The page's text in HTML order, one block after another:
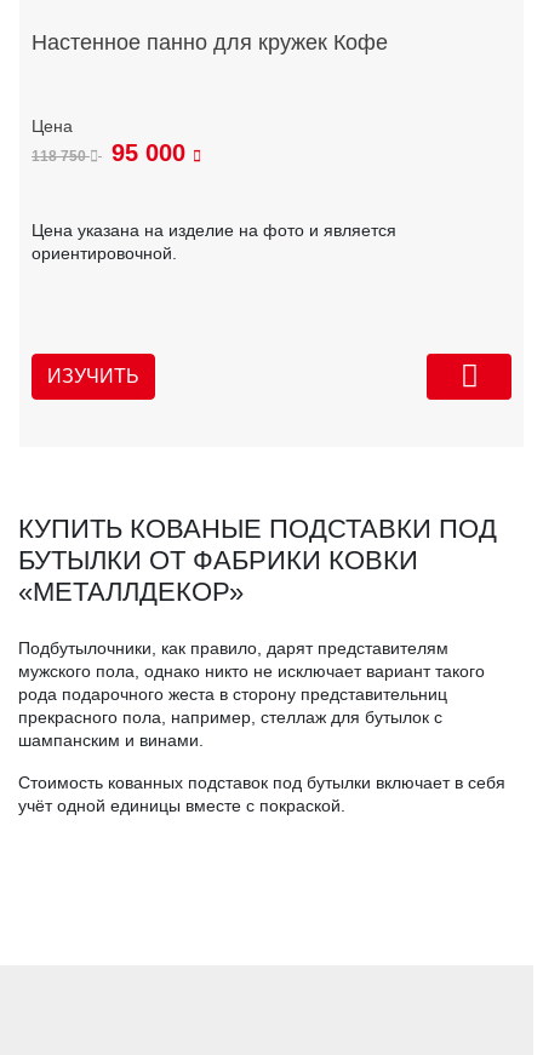
Настенное панно для кружек Кофе
118 750 95 000
Цена указана на изделие на фото и является
ориентировочной.
ИЗУЧИТЬ
КУПИТЬ КОВАНЫЕ ПОДСТАВКИ ПОД
БУТЫЛКИ ОТ ФАБРИКИ КОВКИ
«МЕТАЛЛДЕКОР»
Подбутылочники, как правило, дарят представителям
мужского пола, однако никто не исключает вариант такого
рода подарочного жеста в сторону представительниц
прекрасного пола, например, стеллаж для бутылок с
шампанским и винами.
Стоимость кованных подставок под бутылки включает в себя
учёт одной единицы вместе с покраской.